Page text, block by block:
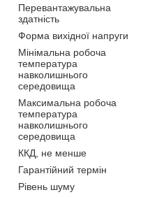
Перевантажувальна
здатність
Форма вихідної напруги
Мінімальна робоча
температура
навколишнього
середовища
Максимальна робоча
температура
навколишнього
середовища
ККД, не менше
Гарантійний термін
Рівень шуму